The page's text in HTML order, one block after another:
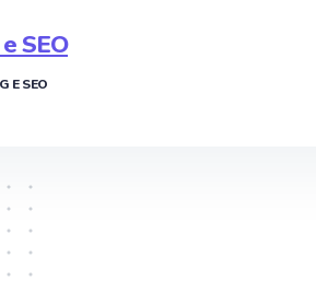
SEO
E SEO